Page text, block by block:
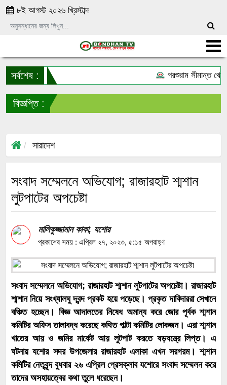
৮ই আগস্ট ২০২৬ খ্রিস্টাব্দ
সর্বশেষ : পরশুরাম সীমান্ত থেকে
বিজ্ঞপ্তি :
সারাদেশ
সংবাদ সম্মেলনে অভিযোগ; রাজারহাট শ্মশান
লুটপাটের অপচেষ্টা
মালিকুজ্জামান কাকা, যশোর
প্রকাশের সময় : এপ্রিল ২৭, ২০২৩, ৫:১৫ অপরাহ্ণ
সংবাদ সম্মেলনে অভিযোগ; রাজারহাট শ্মশান লুটপাটের অপচেষ্টা। রাজারহাট
শ্মশান নিয়ে সংখ্যালঘু দ্বন্দ প্রকট হয়ে পড়েছে। প্রকৃত দাবিদাররা সেখানে
বঞ্চিত হচ্ছেন। বিজ্ঞ আদালতের নিষেধ অমান্য করে জোর পূর্বক শ্মশান
কমিটির অফিস তালাবদ্ধ করেছে কথিত পাল্টা কমিটির লোকজন। এরা শ্মশান
খাতের আয় ও জমির মার্কেট আয় লুটপাট করতে ষড়যন্ত্রে লিপ্ত। এ
ঘটনায় যশোর সদর উপজেলার রাজারহাট এলাকা এখন সরগরম। শ্মশান
কমিটির নেতৃবৃন্দ বুধবার ২৬ এপ্রিল প্রেসক্লাব যশোরে সংবাদ সম্মেলন করে
তাদের অসহায়ত্বের কথা তুলে ধরেছেন।